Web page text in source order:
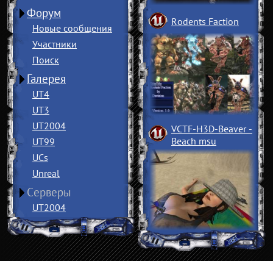
Форум
Новые сообщения
Участники
Поиск
Галерея
UT4
UT3
UT2004
UT99
UCs
Unreal
Серверы
UT2004
Rodents Faction
VCTF-H3D-Beaver ­
Beach msu